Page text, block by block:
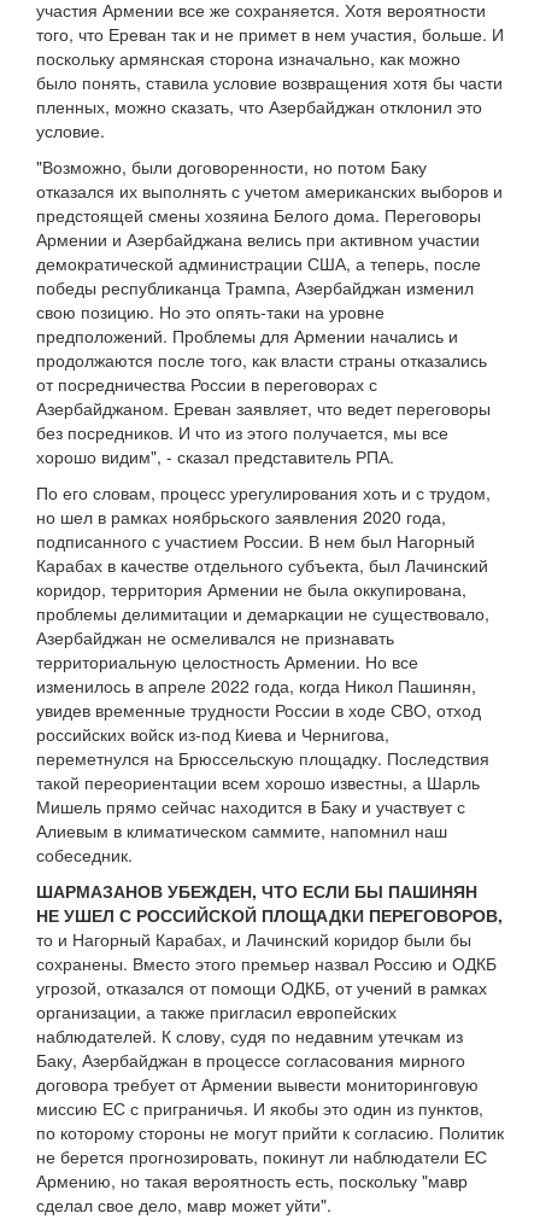
участия Армении все же сохраняется. Хотя вероятности
того, что Ереван так и не примет в нем участия, больше. И
поскольку армянская сторона изначально, как можно
было понять, ставила условие возвращения хотя бы части
пленных, можно сказать, что Азербайджан отклонил это
условие.
"Возможно, были договоренности, но потом Баку
отказался их выполнять с учетом американских выборов и
предстоящей смены хозяина Белого дома. Переговоры
Армении и Азербайджана велись при активном участии
демократической администрации США, а теперь, после
победы республиканца Трампа, Азербайджан изменил
свою позицию. Но это опять-таки на уровне
предположений. Проблемы для Армении начались и
продолжаются после того, как власти страны отказались
от посредничества России в переговорах с
Азербайджаном. Ереван заявляет, что ведет переговоры
без посредников. И что из этого получается, мы все
хорошо видим", - сказал представитель РПА.
По его словам, процесс урегулирования хоть и с трудом,
но шел в рамках ноябрьского заявления 2020 года,
подписанного с участием России. В нем был Нагорный
Карабах в качестве отдельного субъекта, был Лачинский
коридор, территория Армении не была оккупирована,
проблемы делимитации и демаркации не существовало,
Азербайджан не осмеливался не признавать
территориальную целостность Армении. Но все
изменилось в апреле 2022 года, когда Никол Пашинян,
увидев временные трудности России в ходе СВО, отход
российских войск из-под Киева и Чернигова,
переметнулся на Брюссельскую площадку. Последствия
такой переориентации всем хорошо известны, а Шарль
Мишель прямо сейчас находится в Баку и участвует с
Алиевым в климатическом саммите, напомнил наш
собеседник.
ШАРМАЗАНОВ УБЕЖДЕН, ЧТО ЕСЛИ БЫ ПАШИНЯН
НЕ УШЕЛ С РОССИЙСКОЙ ПЛОЩАДКИ ПЕРЕГОВОРОВ,
то и Нагорный Карабах, и Лачинский коридор были бы
сохранены. Вместо этого премьер назвал Россию и ОДКБ
угрозой, отказался от помощи ОДКБ, от учений в рамках
организации, а также пригласил европейских
наблюдателей. К слову, судя по недавним утечкам из
Баку, Азербайджан в процессе согласования мирного
договора требует от Армении вывести мониторинговую
миссию ЕС с приграничья. И якобы это один из пунктов,
по которому стороны не могут прийти к согласию. Политик
не берется прогнозировать, покинут ли наблюдатели ЕС
Армению, но такая вероятность есть, поскольку "мавр
сделал свое дело, мавр может уйти".